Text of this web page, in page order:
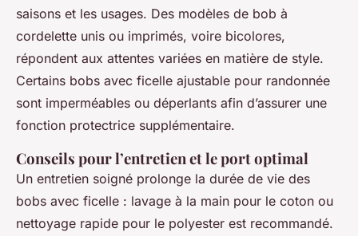
saisons et les usages. Des modèles de bob à
cordelette unis ou imprimés, voire bicolores,
répondent aux attentes variées en matière de style.
Certains bobs avec ficelle ajustable pour randonnée
sont imperméables ou déperlants afin d’assurer une
fonction protectrice supplémentaire.
Conseils pour l’entretien et le port optimal
Un entretien soigné prolonge la durée de vie des
bobs avec ficelle : lavage à la main pour le coton ou
nettoyage rapide pour le polyester est recommandé.